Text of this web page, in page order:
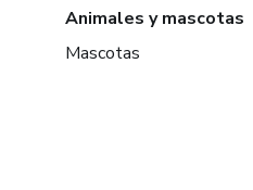
Animales y mascotas
Mascotas